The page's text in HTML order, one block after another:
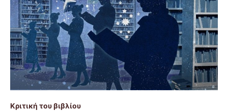
Κριτική του βιβλίου